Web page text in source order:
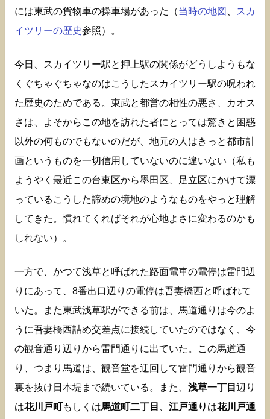
には東武の貨物車の操車場があった（当時の地図
スカ
イツリーの歴史参照）。
今日、スカイツリー駅と押上駅の関係がどうしようもな
くぐちゃぐちゃなのはこうしたスカイツリー駅の呪われ
た歴史のためである。東武と都営の相性の悪さ、カオス
さは、よそからこの地を訪れた者にとっては驚きと困惑
以外の何ものでもないのだが、地元の人はきっと都市計
画というものを一切信用していないのに違いない（私も
ようやく最近この台東区から墨田区、足立区にかけて漂
っているこうした諦めの境地のようなものをやっと理解
してきた。慣れてくればそれが心地よさに変わるのかも
しれない）。
一方で、かつて浅草と呼ばれた路面電車の電停は雷門辺
りにあって、8番出口辺りの電停は吾妻橋西と呼ばれて
いた。また東武浅草駅ができる前は、馬道通りは今のよ
うに吾妻橋西詰め交差点に接続していたのではなく、今
の観音通り辺りから雷門通りに出ていた。この馬道通
り、つまり馬道は、観音堂を迂回して雷門通りから観音
裏を抜け日本堤まで続いている。また、 浅草一丁目 辺り
は花川戸町もしくは馬道町二丁目 江戸通り は花川戸通